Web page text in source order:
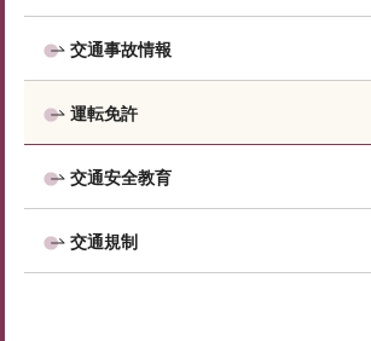
交通事故情報
運転免許
交通安全教育
交通規制